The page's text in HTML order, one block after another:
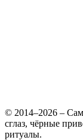
© 2014–2026 –
сглаз, чёрные
ритуалы.